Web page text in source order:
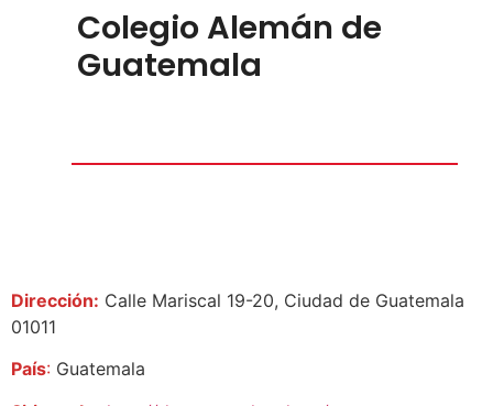
Colegio Alemán de
Guatemala
Dirección: Calle Mariscal 19-20, Ciudad de Guatemala
01011
País: Guatemala